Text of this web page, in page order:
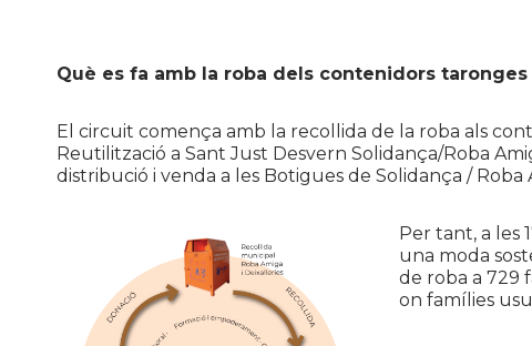
Què es fa amb la roba dels contenidors taronges
El circuit comença amb la recollida de la roba als
Reutilització a Sant Just Desvern Solidança/Roba
distribució i venda a les Botigues de Solidança / Roba
Per tant, a les
una moda
de roba a 729
on famílies